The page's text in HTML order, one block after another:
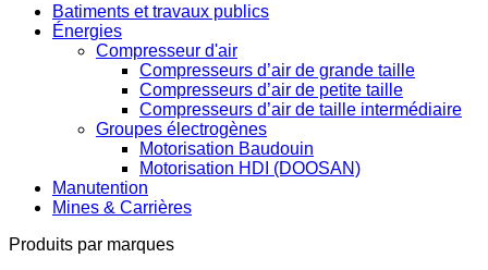
Batiments et travaux publics
Énergies
Compresseur d'air
Compresseurs d’air de grande taille
Compresseurs d’air de petite taille
Compresseurs d’air de taille intermédiaire
Groupes électrogènes
Motorisation Baudouin
Motorisation HDI (DOOSAN)
Manutention
Mines & Carrières
Produits par marques